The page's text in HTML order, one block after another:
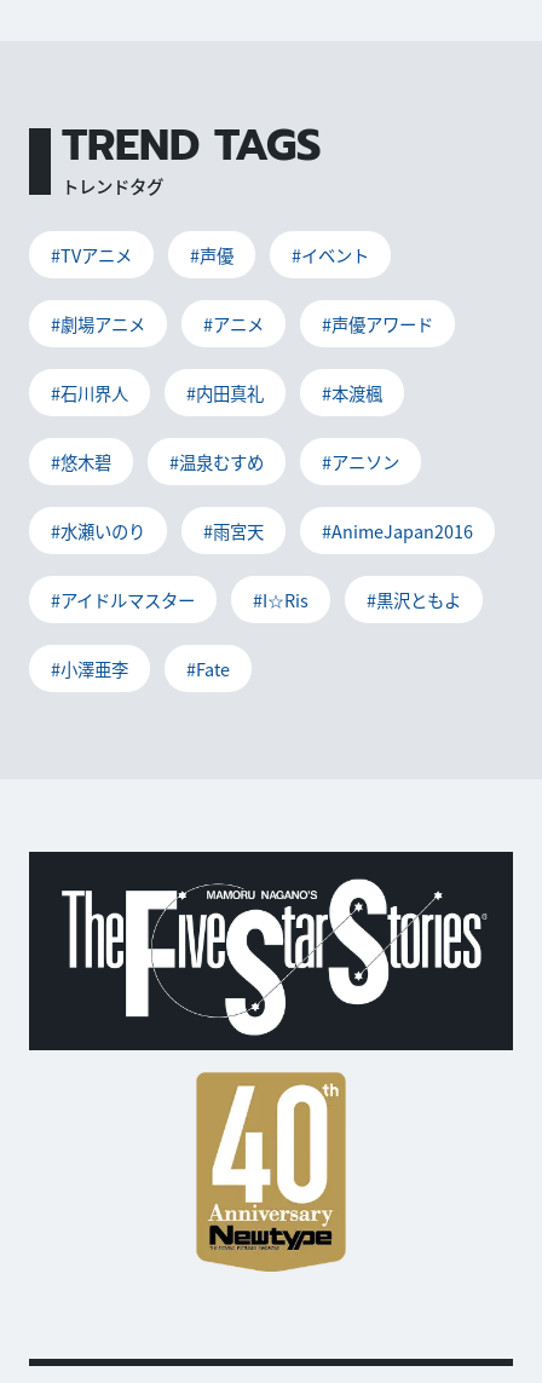
TREND TAGS
トレンドタグ
#TVアニメ #声優 #イベント
#劇場アニメ #アニメ #声優アワード
#石川界人 #内田真礼 #本渡楓
#悠木碧 #温泉むすめ #アニソン
#水瀬いのり #雨宮天 #AnimeJapan2016
#アイドルマスター #I☆Ris #黒沢ともよ
#小澤亜李 #Fate